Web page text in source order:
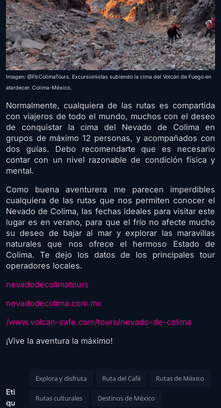
Imagen: @FbColimaTours. Excursionistas subiendo la cima del Volcán de Fuego en
atardecer. Colima-México.
Normalmente, cualquiera de las rutas es compartida
con viajeros de todo el mundo, muchos con el deseo
de conquistar la cima del Nevado de Colima en
grupos de máximo 12 personas, y acompañados con
dos guías. Debo recomendarte que es necesario
contar con un nivel razonable de condición física y
mental.
Como buena aventurera me parecen imperdibles
cualquiera de las rutas que nos permiten conocer el
Nevado de Colima, las fechas ideales para visitar este
lugar es en verano, para que el frío no afecte mucho
su deseo de bajar al mar y explorar las maravillas
naturales que nos ofrece el hermoso Estado de
Colima. Te dejo los datos de los principales tour
operadores locales.
nevadodecolimatours
nevadodecolima.com.mx
/www.volcan-cafe.com/tours/nevado-de-colima
¡Vive la aventura la máximo!
Eti
qu
Explora y disfruta Ruta del Café Rutas de México
Rutas culturales Destinos de México